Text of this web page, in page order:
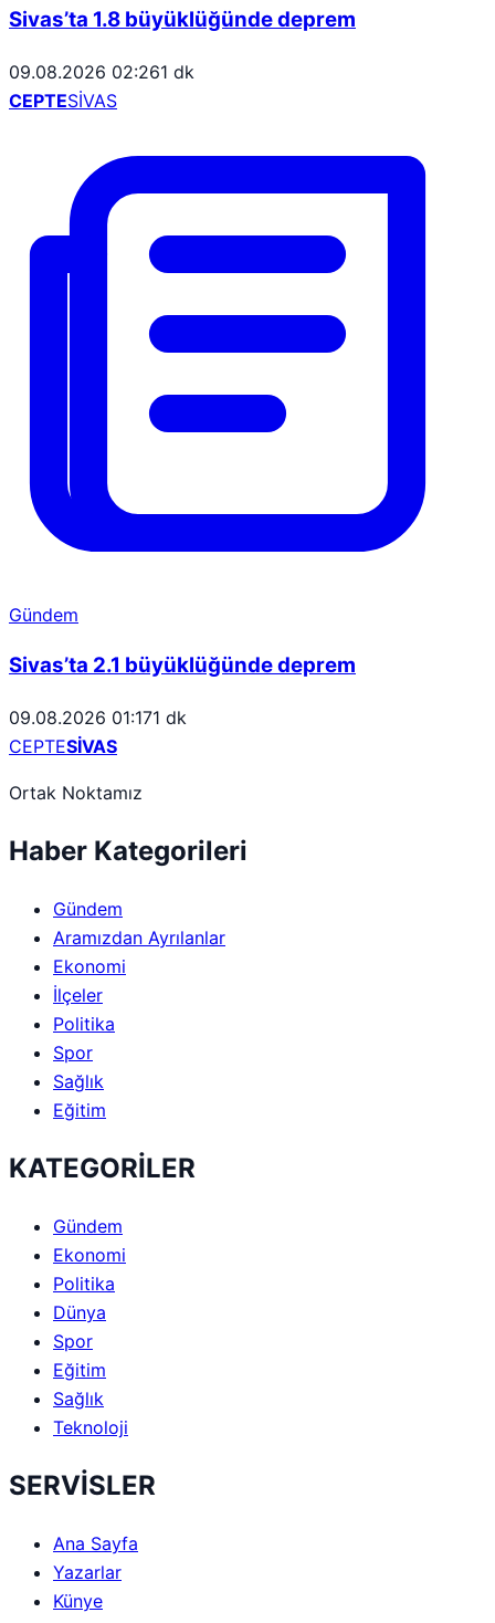
Sivas’ta 1.8 büyüklüğünde deprem
09.08.2026 02:261 dk
CEPTESİVAS
Gündem
Sivas’ta 2.1 büyüklüğünde deprem
09.08.2026 01:171 dk
CEPTESİVAS
Ortak Noktamız
Haber Kategorileri
Gündem
Aramızdan Ayrılanlar
Ekonomi
İlçeler
Politika
Spor
Sağlık
Eğitim
KATEGORİLER
Gündem
Ekonomi
Politika
Dünya
Spor
Eğitim
Sağlık
Teknoloji
SERVİSLER
Ana Sayfa
Yazarlar
Künye